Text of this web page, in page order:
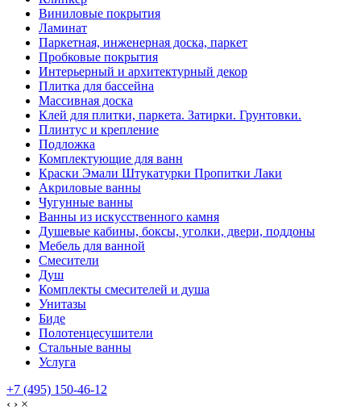
Виниловые покрытия
Ламинат
Паркетная, инженерная доска, паркет
Пробковые покрытия
Интерьерный и архитектурный декор
Плитка для бассейна
Массивная доска
Клей для плитки, паркета. Затирки. Грунтовки.
Плинтус и крепление
Подложка
Комплектующие для ванн
Краски Эмали Штукатурки Пропитки Лаки
Акриловые ванны
Чугунные ванны
Ванны из искусственного камня
Душевые кабины, боксы, уголки, двери, поддоны
Мебель для ванной
Смесители
Душ
Комплекты смесителей и душа
Унитазы
Биде
Полотенцесушители
Стальные ванны
Услуга
+7 (495) 150-46-12
‹ › ×